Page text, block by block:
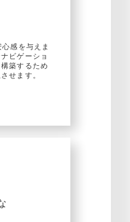
感を与えま
ビゲーショ
築するため
せます。